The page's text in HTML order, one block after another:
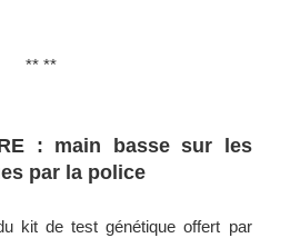
** **
: main basse sur les
par la police
kit de test génétique offert par